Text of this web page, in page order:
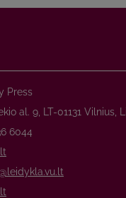
Press
al. 9, LT-01131 Vilnius,
6044